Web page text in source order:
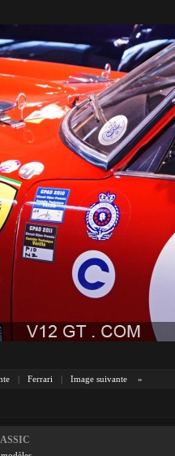
| Ferrari | Image suivante »